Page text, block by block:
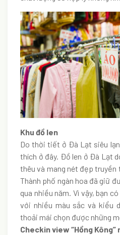
Khu đồ len
Do thời tiết ở Đà Lạt siêu
thích ở đây. Đồ len ở Đà Lạt
thêu và mang nét đẹp
Thành phố ngàn hoa đã giữ
qua nhiều năm. Vì vậy, bạn
với nhiều màu sắc và kiểu
thoải mái chọn được những
Checkin view “Hồng Kông”